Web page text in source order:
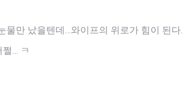
물만 났을텐데…와이프의 위로가 힘이 된다.
… ㅋ